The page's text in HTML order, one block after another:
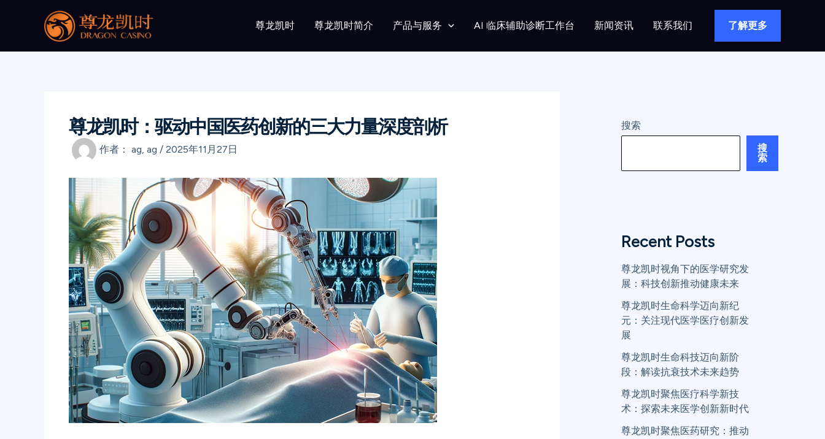
尊龙凯时 尊龙凯时简介 产品与服务 AI 临床辅助诊断工作台 新闻资讯 联系我们 了解更多
尊龙凯时：驱动中国医药创新的三大力量深度剖析
作者： ag, ag / 2025年11月27日
搜索
搜
索
Recent Posts
尊龙凯时视角下的医学研究发
展：科技创新推动健康未来
尊龙凯时生命科学迈向新纪
元：关注现代医学医疗创新发
展
尊龙凯时生命科技迈向新阶
段：解读抗衰技术未来趋势
尊龙凯时聚焦医疗科学新技
术：探索未来医学创新新时代
尊龙凯时聚焦医药研究：推动